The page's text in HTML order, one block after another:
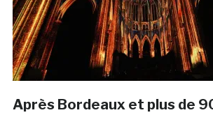
Après Bordeaux et plus de